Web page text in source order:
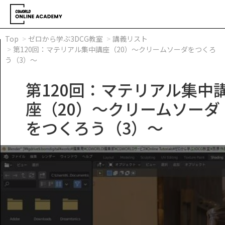
Top ゼロから学ぶ3DCG教室
講義リスト
第120回：マテリアル集中講座（20）～クリームソーダをつくろ
う（3）～
第120回：マテリアル集中
座（20）～クリームソーダ
をつくろう（3）～